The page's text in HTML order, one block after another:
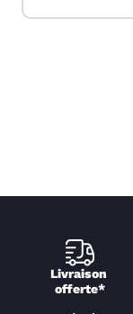
Livraison
offerte*